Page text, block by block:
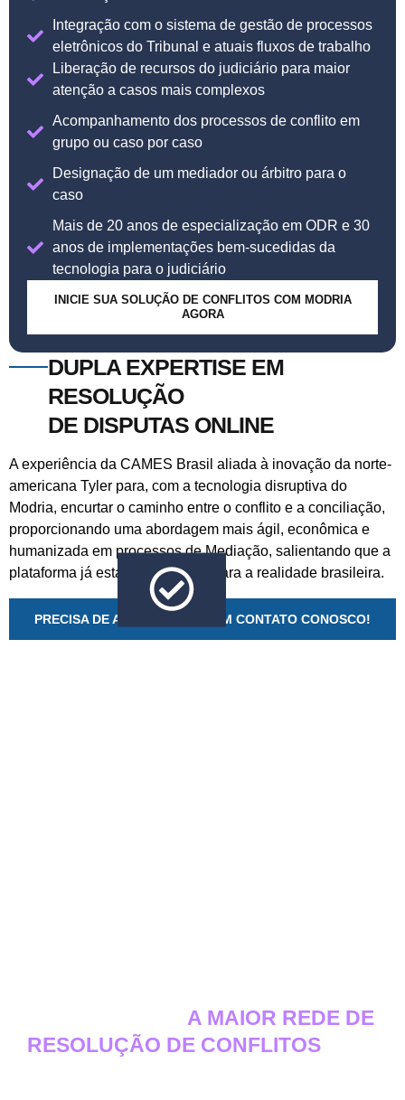
Integração com o sistema de gestão de processos
eletrônicos do Tribunal e atuais fluxos de trabalho
Liberação de recursos do judiciário para maior
atenção a casos mais complexos
Acompanhamento dos processos de conflito em
grupo ou caso por caso
Designação de um mediador ou árbitro para o
caso
Mais de 20 anos de especialização em ODR e 30
anos de implementações bem-sucedidas da
tecnologia para o judiciário
INICIE SUA SOLUÇÃO DE CONFLITOS COM MODRIA
AGORA
DUPLA EXPERTISE EM
RESOLUÇÃO
DE DISPUTAS ONLINE
A experiência da CAMES Brasil aliada à inovação da norte-
americana Tyler para, com a tecnologia disruptiva do
Modria, encurtar o caminho entre o conflito e a conciliação,
proporcionando uma abordagem mais ágil, econômica e
humanizada em processos de Mediação, salientando que a
plataforma já está tropicalizada para a realidade brasileira.
PRECISA DE AJUDA? ENTRE EM CONTATO CONOSCO!
A MAIOR REDE DE
RESOLUÇÃO DE CONFLITOS